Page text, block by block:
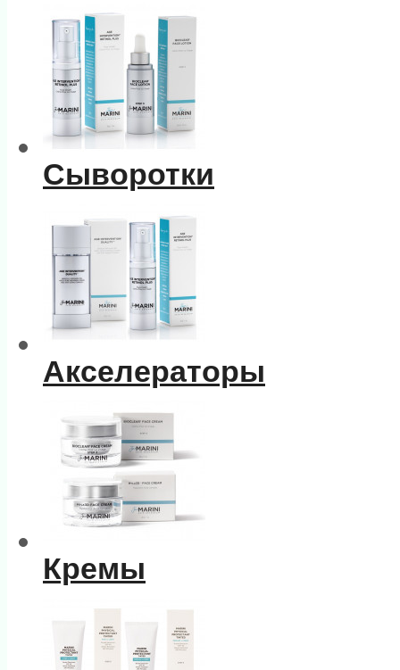
Сыворотки
Акселераторы
Кремы